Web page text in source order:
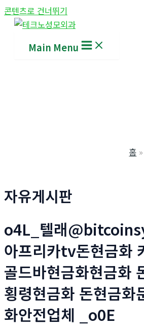
콘텐츠로 건너뛰기
Main Menu
홈
자유게시판
o4L_텔래
아프리카tv돈현금화
골드바현금화현금화
횡령현금화 돈현금화
화안전업체 _o0E